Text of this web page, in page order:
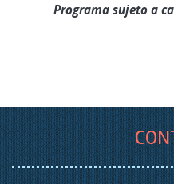
Programa sujeto a